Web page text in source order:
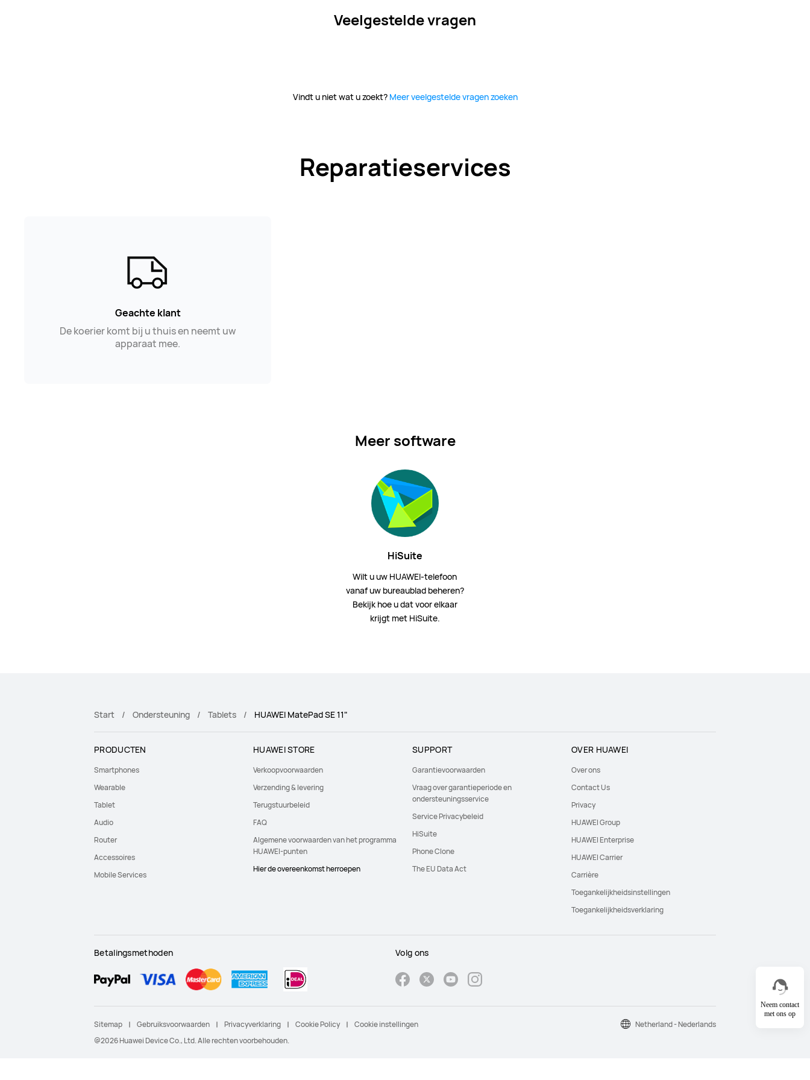
Veelgestelde vragen
Vindt u niet wat u zoekt? Meer veelgestelde vragen zoeken
Reparatieservices
Geachte klant
De koerier komt bij u thuis en neemt uw
apparaat mee.
Meer software
HiSuite
Wilt u uw HUAWEI-telefoon
vanaf uw bureaublad beheren?
Bekijk hoe u dat voor elkaar
krijgt met HiSuite.
Neem contact
met ons op
Start Ondersteuning Tablets HUAWEI MatePad SE 11"
PRODUCTEN
Smartphones
Wearable
Tablet
Audio
Router
Accessoires
Mobile Services
HUAWEI STORE
Verkoopvoorwaarden
Verzending & levering
Terugstuurbeleid
FAQ
Algemene voorwaarden van het programma
HUAWEI-punten
Hier de overeenkomst herroepen
SUPPORT
Garantievoorwaarden
Vraag over garantieperiode en
ondersteuningsservice
Service Privacybeleid
HiSuite
Phone Clone
The EU Data Act
OVER HUAWEI
Over ons
Contact Us
Privacy
HUAWEI Group
HUAWEI Enterprise
HUAWEI Carrier
Carrière
Toegankelijkheidsinstellingen
Toegankelijkheidsverklaring
Betalingsmethoden Volg ons
@2026 Huawei Device Co., Ltd. Alle rechten voorbehouden.
Sitemap Gebruiksvoorwaarden Privacyverklaring Cookie Policy Cookie instellingen Netherland - Nederlands